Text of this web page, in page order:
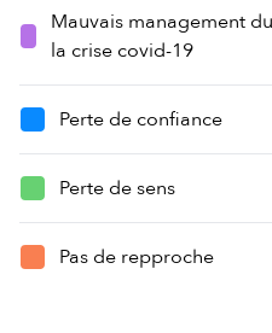
Mauvais management
la crise covid-19
Perte de confiance
Perte de sens
Pas de repproche